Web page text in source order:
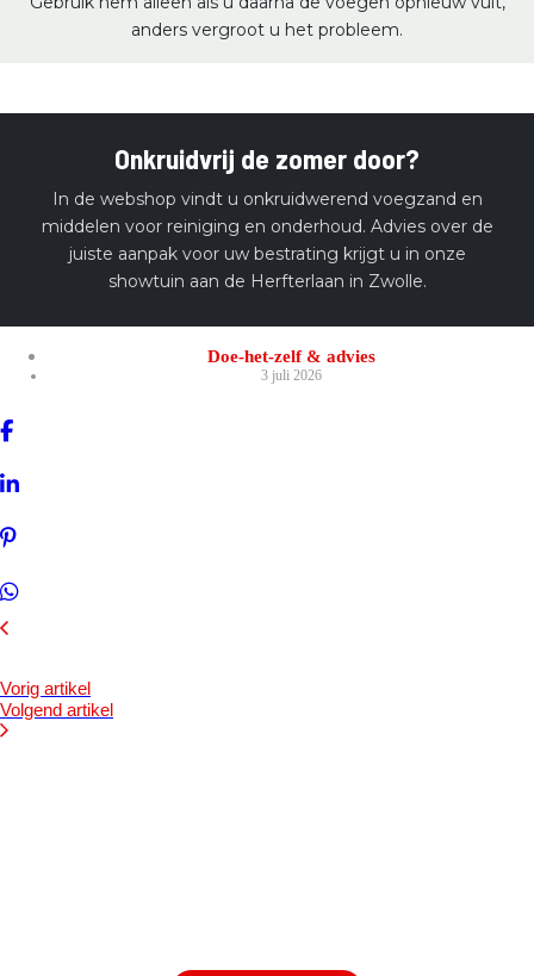
anders vergroot u het probleem.
Onkruidvrij de zomer door?
In de webshop vindt u onkruidwerend voegzand en
middelen voor reiniging en onderhoud. Advies over de
juiste aanpak voor uw bestrating krijgt u in onze
showtuin aan de Herfterlaan in Zwolle.
Doe-het-zelf & advies
3 juli 2026
Vorig artikel
Volgend artikel